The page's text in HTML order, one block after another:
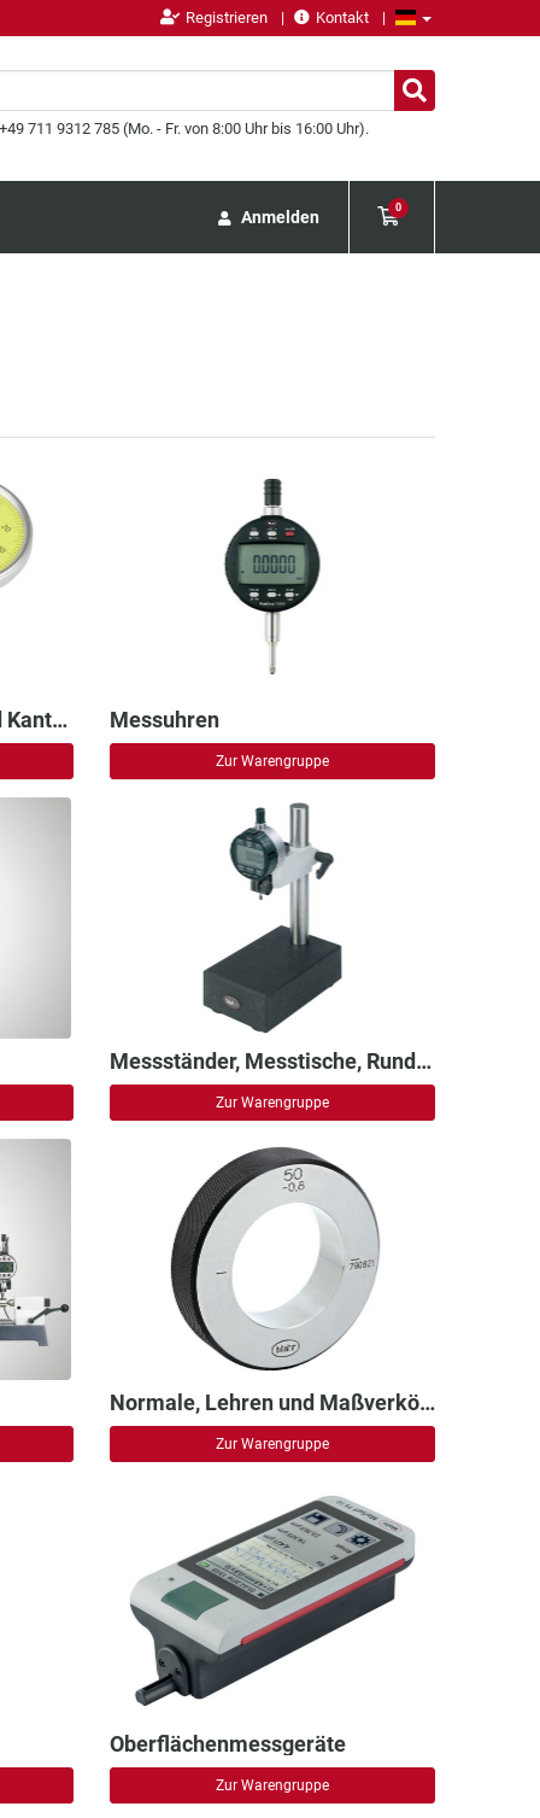
Registrieren Kontakt
711 9312 785 (Mo. - Fr. von 8:00 Uhr bis 16:00 Uhr).
0
Anmelden
Fühlhebelmessgeräte und Kantentaster Messuhren
Zur Warengruppe
Messständer, Messtische, Rundlaufprüfgeräte
Zur Warengruppe
Normale, Lehren und Maßverkörperungen
Zur Warengruppe
Oberflächenmessgeräte
Zur Warengruppe